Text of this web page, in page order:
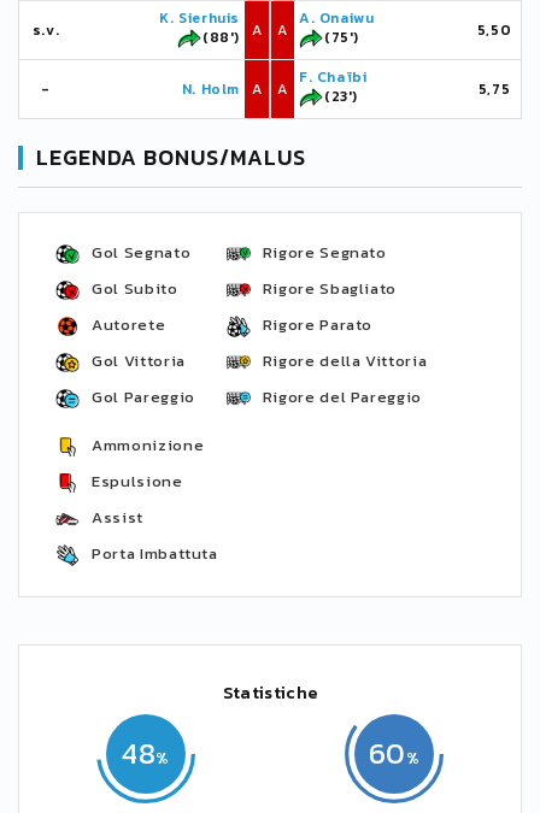
s.v.
K. Sierhuis
(88')
A
- N. Holm A
A
A. Onaiwu
(75')
5,50
A
F. Chaïbi
(23')
5,75
LEGENDA BONUS/MALUS
Gol Segnato
Gol Subito
Autorete
Gol Vittoria
Gol Pareggio
Rigore Segnato
Rigore Sbagliato
Rigore Parato
Rigore della Vittoria
Rigore del Pareggio
Ammonizione
Espulsione
Assist
Porta Imbattuta
Statistiche
48 60